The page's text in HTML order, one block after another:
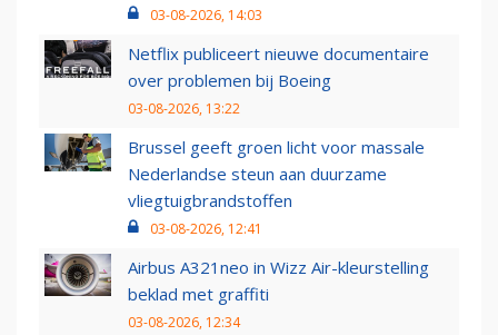
03-08-2026, 14:03
Netflix publiceert nieuwe documentaire
over problemen bij Boeing
03-08-2026, 13:22
Brussel geeft groen licht voor massale
Nederlandse steun aan duurzame
vliegtuigbrandstoffen
03-08-2026, 12:41
Airbus A321neo in Wizz Air-kleurstelling
beklad met graffiti
03-08-2026, 12:34